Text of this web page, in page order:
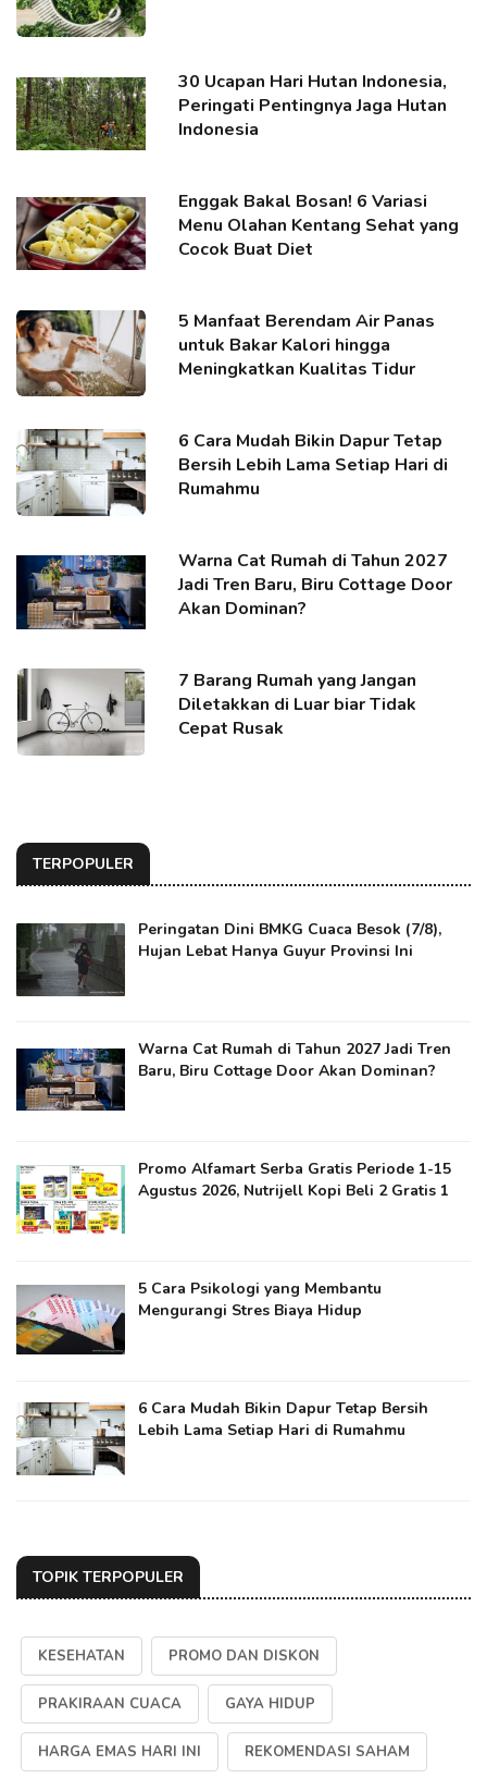
30 Ucapan Hari Hutan Indonesia,
Peringati Pentingnya Jaga Hutan
Indonesia
Enggak Bakal Bosan! 6 Variasi
Menu Olahan Kentang Sehat yang
Cocok Buat Diet
5 Manfaat Berendam Air Panas
untuk Bakar Kalori hingga
Meningkatkan Kualitas Tidur
6 Cara Mudah Bikin Dapur Tetap
Bersih Lebih Lama Setiap Hari di
Rumahmu
Warna Cat Rumah di Tahun 2027
Jadi Tren Baru, Biru Cottage Door
Akan Dominan?
7 Barang Rumah yang Jangan
Diletakkan di Luar biar Tidak
Cepat Rusak
TERPOPULER
Peringatan Dini BMKG Cuaca Besok (7/8),
Hujan Lebat Hanya Guyur Provinsi Ini
Warna Cat Rumah di Tahun 2027 Jadi Tren
Baru, Biru Cottage Door Akan Dominan?
Promo Alfamart Serba Gratis Periode 1-15
Agustus 2026, Nutrijell Kopi Beli 2 Gratis 1
5 Cara Psikologi yang Membantu
Mengurangi Stres Biaya Hidup
6 Cara Mudah Bikin Dapur Tetap Bersih
Lebih Lama Setiap Hari di Rumahmu
TOPIK TERPOPULER
KESEHATAN PROMO DAN DISKON
PRAKIRAAN CUACA GAYA HIDUP
HARGA EMAS HARI INI REKOMENDASI SAHAM